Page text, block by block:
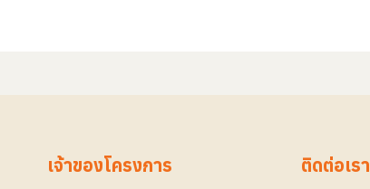
เจ้าของโครงการ ติดต่อเรา